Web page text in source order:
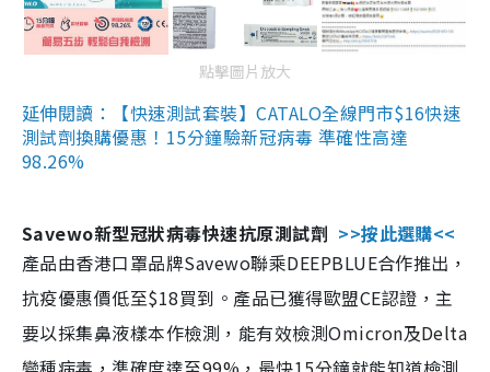
點擊圖片放大
延伸閱讀：【快速測試套裝】CATALO全線門市$16快速
測試劑換購優惠！15分鐘驗新冠病毒 準確性高達
98.26%
Savewo新型冠狀病毒快速抗原測試劑 >>按此選購<<
產品由香港口罩品牌Savewo聯乘DEEPBLUE合作推出，
抗疫優惠價低至$18買到。產品已獲得歐盟CE認證，主
要以採集鼻液樣本作檢測，能有效檢測Omicron及Delta